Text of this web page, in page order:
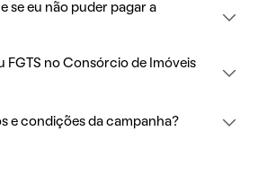
se eu não puder pagar a
FGTS no Consórcio de Imóveis
e condições da campanha?